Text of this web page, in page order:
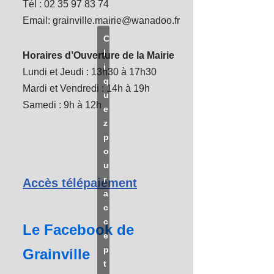
Tél : 02 35 97 83 74
Email: grainville.mairie@wanadoo.fr
Horaires d’Ouverture de la Mairie
Lundi et Jeudi : 13h30 à 17h30
Mardi et Vendredi : 14h à 19h
Samedi : 9h à 12h
Accès télépaiement
Le Facebook de
Grainville
C
l
i
q
u
e
z
p
o
u
r
a
c
c
e
p
t